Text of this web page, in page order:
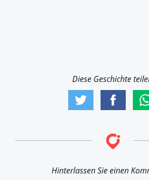
Diese Geschichte
Hinterlassen Sie einen